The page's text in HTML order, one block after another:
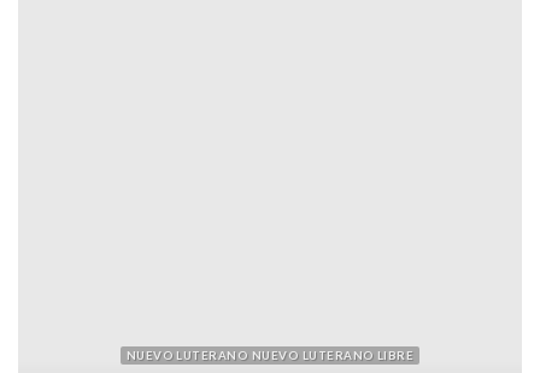
NUEVO LUTERANO NUEVO LUTERANO LIBRE